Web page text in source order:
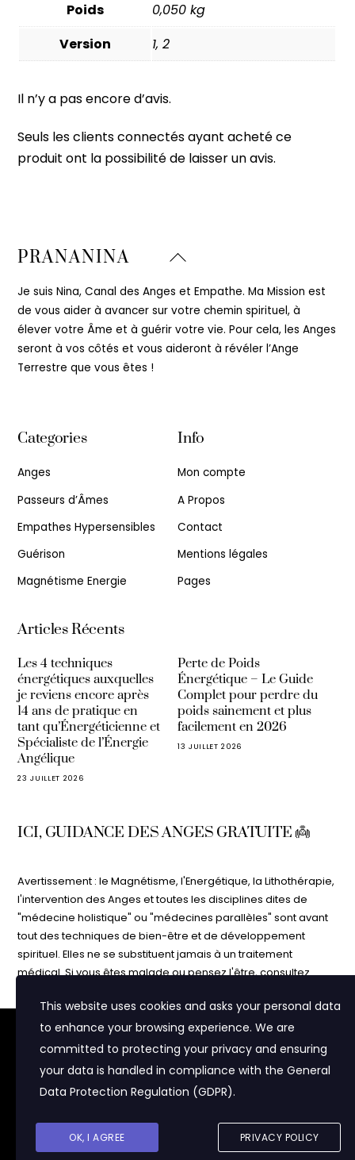
Poids
0,050 kg
Version
1, 2
Il n’y a pas encore d’avis.
Seuls les clients connectés ayant acheté ce
produit ont la possibilité de laisser un avis.
Back
Top
PRANANINA
Je suis Nina, Canal des Anges et Empathe. Ma Mission est
de vous aider à avancer sur votre chemin spirituel, à
élever votre Âme et à guérir votre vie. Pour cela, les Anges
seront à vos côtés et vous aideront à révéler l’Ange
Terrestre que vous êtes !
Categories
Anges
Passeurs d’Âmes
Empathes Hypersensibles
Guérison
Magnétisme Energie
Info
Mon compte
A Propos
Contact
Mentions légales
Pages
Articles Récents
Les 4 techniques
énergétiques auxquelles
je reviens encore après
14 ans de pratique en
tant qu’Énergéticienne et
Spécialiste de l’Énergie
Angélique
23 JUILLET 2026
Perte de Poids
Énergétique – Le Guide
Complet pour perdre du
poids sainement et plus
facilement en 2026
13 JUILLET 2026
ICI, GUIDANCE DES ANGES GRATUITE 👼
Avertissement : le Magnétisme, l'Energétique, la Lithothérapie,
l'intervention des Anges et toutes les disciplines dites de
"médecine holistique" ou "médecines parallèles" sont avant
tout des techniques de bien-être et de développement
spirituel. Elles ne se substituent jamais à un traitement
médical. Si vous êtes malade ou pensez l'être, consultez
sans l'avis de votre médecin. Les informations contenues
dans ce site vous sont délivrées à but purement informatif et
d'éveil. Ne croyez pas sur parole tout ce que vous lisez sur
Internet ! Faites-en bon usage et faites toujours preuve de
prudence, de discernement et d'esprit critique. Vous êtes
responsable de votre vie et de votre destinée, ne donnez le
© PranaNina 2020
This website uses cookies and asks your personal data
to enhance your browsing experience. We are
committed to protecting your privacy and ensuring
your data is handled in compliance with the General
Data Protection Regulation (GDPR).
OK, I AGREE PRIVACY POLICY
Nous utilisons des cookies pour vous proposer du contenu
adapté à vos centres d'intérêt et pour réaliser des statistiques
de visite. Certaines parties du sites (notamment la zone "Mon
Compte") pourront ne pas fonctionner si vous ne les acceptez
pas.
J'accepte